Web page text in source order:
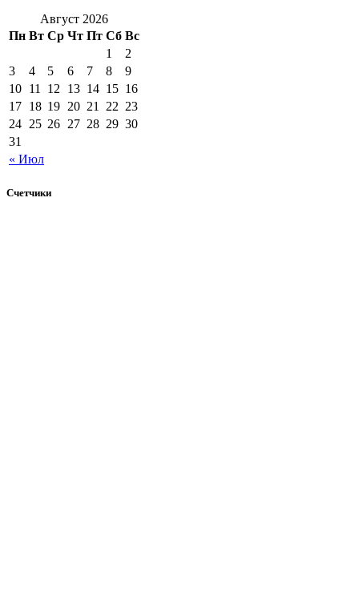
Август 2026
Пн Вт Ср Чт Пт Сб Вс
« Июл
1
2
3
4 5 6 7 8
9
10 11 12 13 14 15 16
17 18 19 20 21 22 23
24 25 26 27 28 29 30
31
Счетчики